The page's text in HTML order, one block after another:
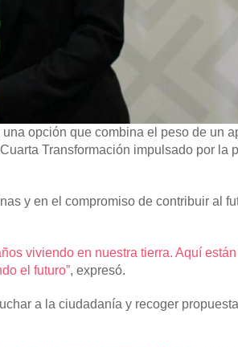
opción que combina el peso de un
Transformación impulsado por la
y en el compromiso de contribuir al
viviendo en nuestra tierra. Aquí
el futuro”, expresó.
a la ciudadanía y recoger